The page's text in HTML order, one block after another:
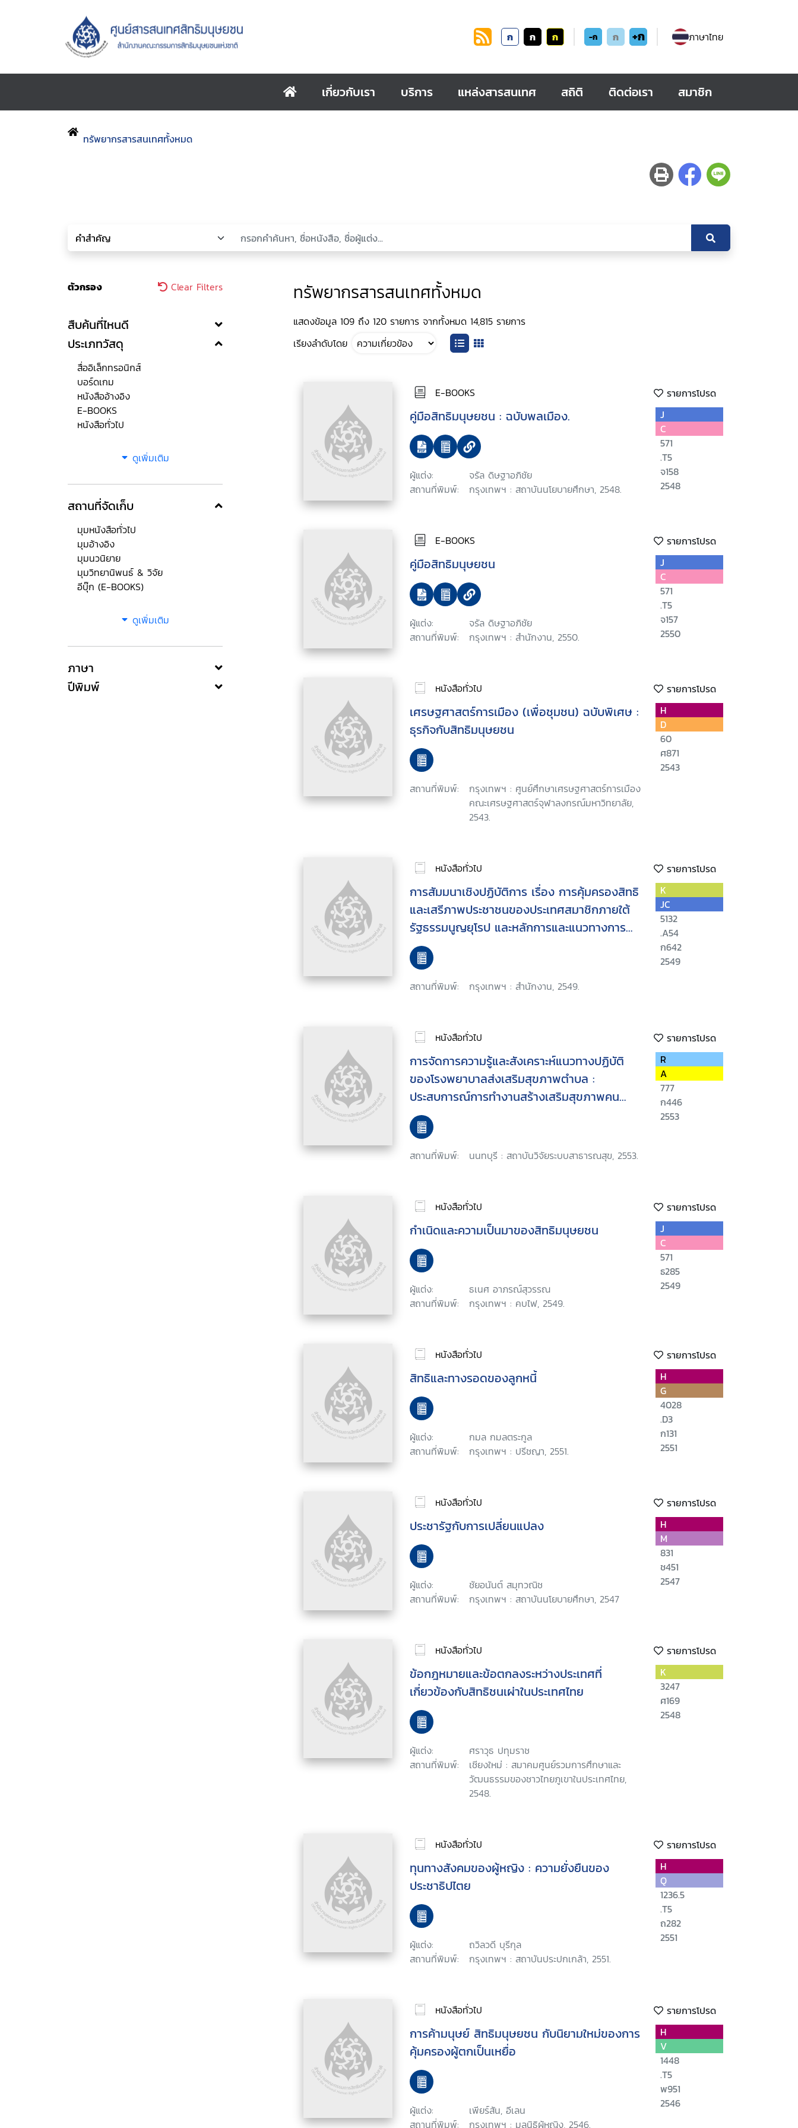
ก ก ก -ก ก +ก ภาษาไทย
เกี่ยวกับเรา บริการ แหล่งสารสนเทศ สถิติ ติดต่อเรา สมาชิก
ทรัพยากรสารสนเทศทั้งหมด
ตัวกรอง Clear Filters
สืบค้นที่ไหนดี
ประเภทวัสดุ
สื่ออิเล็กทรอนิกส์
บอร์ดเกม
หนังสืออ้างอิง
E-BOOKS
หนังสือทั่วไป
ดูเพิ่มเติม
สถานที่จัดเก็บ
มุมหนังสือทั่วไป
มุมอ้างอิง
มุมนวนิยาย
มุมวิทยานิพนธ์ & วิจัย
อีบุ๊ก (E-BOOKS)
ดูเพิ่มเติม
ภาษา
ปีพิมพ์
ทรัพยากรสารสนเทศทั้งหมด
แสดงข้อมูล 109 ถึง 120 รายการ จากทั้งหมด 14,815 รายการ
เรียงลำดับโดย
E-BOOKS รายการโปรด
คู่มือสิทธิมนุษยชน : ฉบับพลเมือง.
ผู้แต่ง:
จรัล ดิษฐาอภิชัย
สถานที่พิมพ์:
กรุงเทพฯ : สถาบันนโยบายศึกษา, 2548.
J
C
571
.T5
จ158
2548
E-BOOKS รายการโปรด
คู่มือสิทธิมนุษยชน
ผู้แต่ง:
จรัล ดิษฐาอภิชัย
สถานที่พิมพ์:
กรุงเทพฯ : สำนักงาน, 2550.
J
C
571
.T5
จ157
2550
หนังสือทั่วไป รายการโปรด
เศรษฐศาสตร์การเมือง (เพื่อชุมชน) ฉบับพิเศษ :
ธุรกิจกับสิทธิมนุษยชน
สถานที่พิมพ์:
กรุงเทพฯ : ศูนย์ศึกษาเศรษฐศาสตร์การเมือง
คณะเศรษฐศาสตร์จุฬาลงกรณ์มหาวิทยาลัย,
2543.
H
D
60
ศ871
2543
หนังสือทั่วไป รายการโปรด
การสัมมนาเชิงปฏิบัติการ เรื่อง การคุ้มครองสิทธิ
และเสรีภาพประชาชนของประเทศสมาชิกภายใต้
รัฐธรรมนูญยุโรป และหลักการและแนวทางการ
สร้างพลวัตในคำวินิจฉัยศาลรัฐธรรมนูญ
สถานที่พิมพ์: กรุงเทพฯ : สำนักงาน, 2549.
K
JC
5132
.A54
ก642
2549
หนังสือทั่วไป รายการโปรด
การจัดการความรู้และสังเคราะห์แนวทางปฏิบัติ
ของโรงพยาบาลส่งเสริมสุขภาพตำบล :
ประสบการณ์การทำงานสร้างเสริมสุขภาพคน
พิการ
สถานที่พิมพ์: นนทบุรี : สถาบันวิจัยระบบสาธารณสุข, 2553.
R
A
777
ก446
2553
หนังสือทั่วไป รายการโปรด
กำเนิดและความเป็นมาของสิทธิมนุษยชน
ผู้แต่ง:
ธเนศ อาภรณ์สุวรรณ
สถานที่พิมพ์:
กรุงเทพฯ : คบไฟ, 2549.
J
C
571
ธ285
2549
หนังสือทั่วไป รายการโปรด
สิทธิและทางรอดของลูกหนี้
ผู้แต่ง:
กมล กมลตระกูล
สถานที่พิมพ์:
กรุงเทพฯ : ปรีชญา, 2551.
H
G
4028
.D3
ก131
2551
หนังสือทั่วไป รายการโปรด
ประชารัฐกับการเปลี่ยนแปลง
ผู้แต่ง:
ชัยอนันต์ สมุทวณิช
สถานที่พิมพ์:
กรุงเทพฯ : สถาบันนโยบายศึกษา, 2547
H
M
831
ช451
2547
หนังสือทั่วไป รายการโปรด
ข้อกฎหมายและข้อตกลงระหว่างประเทศที่
เกี่ยวข้องกับสิทธิชนเผ่าในประเทศไทย
ผู้แต่ง:
ศราวุธ ปทุมราช
สถานที่พิมพ์:
เชียงใหม่ : สมาคมศูนย์รวมการศึกษาและ
วัฒนธรรมของชาวไทยภูเขาในประเทศไทย,
2548.
K
3247
ศ169
2548
หนังสือทั่วไป รายการโปรด
ทุนทางสังคมของผู้หญิง : ความยั่งยืนของ
ประชาธิปไตย
ผู้แต่ง:
ถวิลวดี บุรีกุล
สถานที่พิมพ์:
กรุงเทพฯ : สถาบันประปกเกล้า, 2551.
H
Q
1236.5
.T5
ถ282
2551
หนังสือทั่วไป รายการโปรด
การค้ามนุษย์ สิทธิมนุษยชน กับนิยามใหม่ของการ
คุ้มครองผู้ตกเป็นเหยื่อ
ผู้แต่ง:
เพียร์สัน, อีเลน
สถานที่พิมพ์:
กรุงเทพฯ : มูลนิธิผู้หญิง, 2546.
H
V
1448
.T5
พ951
2546